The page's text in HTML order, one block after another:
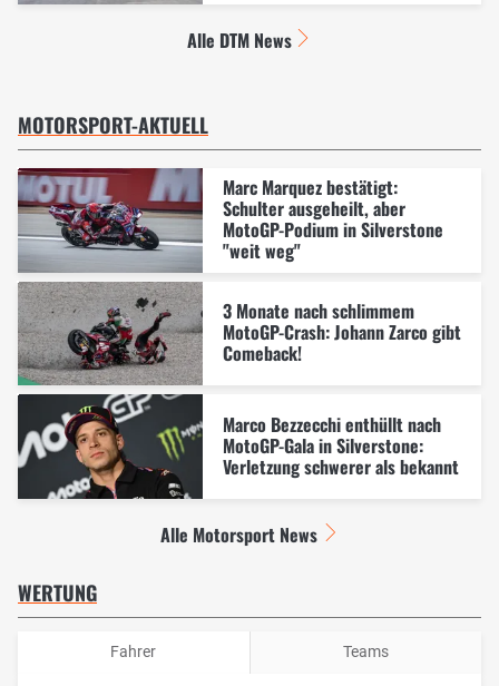
Alle DTM News
MOTORSPORT-AKTUELL
Marc Marquez bestätigt:
Schulter ausgeheilt, aber
MotoGP-Podium in Silverstone
"weit weg"
3 Monate nach schlimmem
MotoGP-Crash: Johann Zarco gibt
Comeback!
Marco Bezzecchi enthüllt nach
MotoGP-Gala in Silverstone:
Verletzung schwerer als bekannt
Alle Motorsport News
WERTUNG
Fahrer Teams